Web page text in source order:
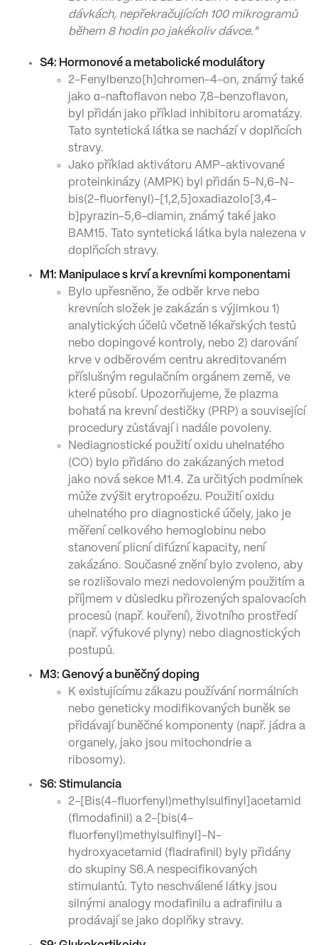
dávkách, nepřekračujících 100 mikrogramů
během 8 hodin po jakékoliv dávce."
S4: Hormonové a metabolické modulátory
2-Fenylbenzo[h]chromen-4-on, známý také
jako ɑ-naftoflavon nebo 7,8-benzoflavon,
byl přidán jako příklad inhibitoru aromatázy.
Tato syntetická látka se nachází v doplňcích
stravy.
Jako příklad aktivátoru AMP-aktivované
proteinkinázy (AMPK) byl přidán 5-N,6-N-
bis(2-fluorfenyl)-[1,2,5]oxadiazolo[3,4-
b]pyrazin-5,6-diamin, známý také jako
BAM15. Tato syntetická látka byla nalezena v
doplňcích stravy.
M1: Manipulace s krví a krevními komponentami
Bylo upřesněno, že odběr krve nebo
krevních složek je zakázán s výjimkou 1)
analytických účelů včetně lékařských testů
nebo dopingové kontroly, nebo 2) darování
krve v odběrovém centru akreditovaném
příslušným regulačním orgánem země, ve
které působí. Upozorňujeme, že plazma
bohatá na krevní destičky (PRP) a související
procedury zůstávají i nadále povoleny.
Nediagnostické použití oxidu uhelnatého
(CO) bylo přidáno do zakázaných metod
jako nová sekce M1.4. Za určitých podmínek
může zvýšit erytropoézu. Použití oxidu
uhelnatého pro diagnostické účely, jako je
měření celkového hemoglobinu nebo
stanovení plicní difúzní kapacity, není
zakázáno. Současné znění bylo zvoleno, aby
se rozlišovalo mezi nedovoleným použitím a
příjmem v důsledku přirozených spalovacích
procesů (např. kouření), životního prostředí
(např. výfukové plyny) nebo diagnostických
postupů.
M3: Genový a buněčný doping
K existujícímu zákazu používání normálních
nebo geneticky modifikovaných buněk se
přidávají buněčné komponenty (např. jádra a
organely, jako jsou mitochondrie a
ribosomy).
S6: Stimulancia
2-[Bis(4-fluorfenyl)methylsulfinyl]acetamid
(flmodafinil) a 2-[bis(4-
fluorfenyl)methylsulfinyl]-N-
hydroxyacetamid (fladrafinil) byly přidány
do skupiny S6.A nespecifikovaných
stimulantů. Tyto neschválené látky jsou
silnými analogy modafinilu a adrafinilu a
prodávají se jako doplňky stravy.